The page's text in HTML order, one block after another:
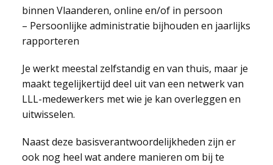
binnen Vlaanderen, online en/of in persoon
– Persoonlijke administratie bijhouden en jaarlijks
rapporteren
Je werkt meestal zelfstandig en van thuis, maar je
maakt tegelijkertijd deel uit van een netwerk van
LLL-medewerkers met wie je kan overleggen en
uitwisselen.
Naast deze basisverantwoordelijkheden zijn er
ook nog heel wat andere manieren om bij te